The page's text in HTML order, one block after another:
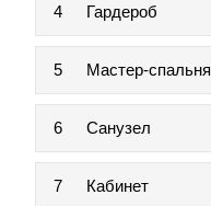
4 Гардероб
5 Мастер-спальня
6 Санузел
7 Кабинет